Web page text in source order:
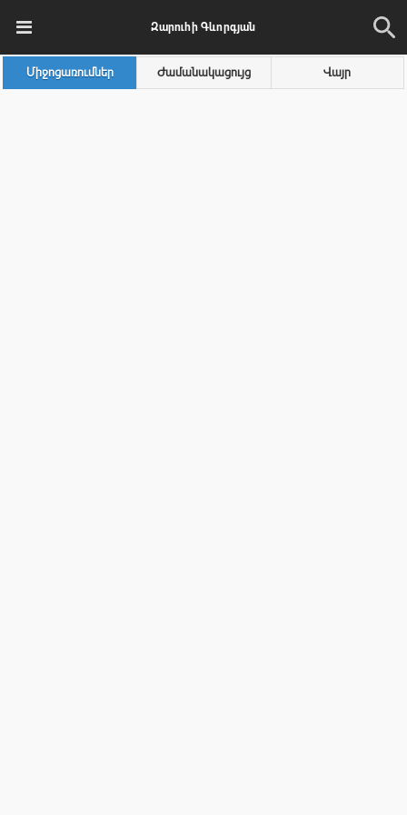
Զարուհի Գևորգյան
Միջոցառումներ Ժամանակացույց Վայր